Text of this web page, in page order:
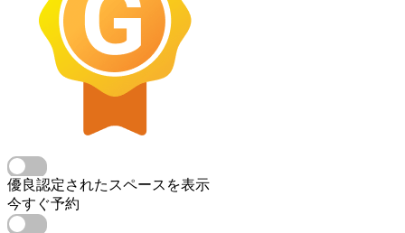
優良認定されたスペースを表示
今すぐ予約